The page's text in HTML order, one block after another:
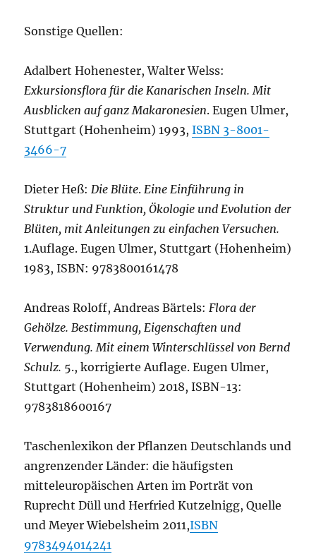
Sonstige Quellen:
Adalbert Hohenester, Walter Welss:
Exkursionsflora für die Kanarischen Inseln. Mit
Ausblicken auf ganz Makaronesien. Eugen Ulmer,
Stuttgart (Hohenheim) 1993,ISBN 3-8001-
3466-7
Dieter Heß:Die Blüte. Eine Einführung in
Struktur und Funktion, Ökologie und Evolution der
Blüten, mit Anleitungen zu einfachen Versuchen.
1.Auflage. Eugen Ulmer, Stuttgart (Hohenheim)
1983, ISBN: 9783800161478
Andreas Roloff, Andreas Bärtels:Flora der
Gehölze. Bestimmung, Eigenschaften und
Verwendung. Mit einem Winterschlüssel von Bernd
Schulz. 5., korrigierte Auflage. Eugen Ulmer,
Stuttgart (Hohenheim) 2018, ISBN-13:
9783818600167
Taschenlexikon der Pflanzen Deutschlands und
angrenzender Länder: die häufigsten
mitteleuropäischen Arten im Porträt von
Ruprecht Düll und Herfried Kutzelnigg, Quelle
und Meyer Wiebelsheim 2011,ISBN
9783494014241